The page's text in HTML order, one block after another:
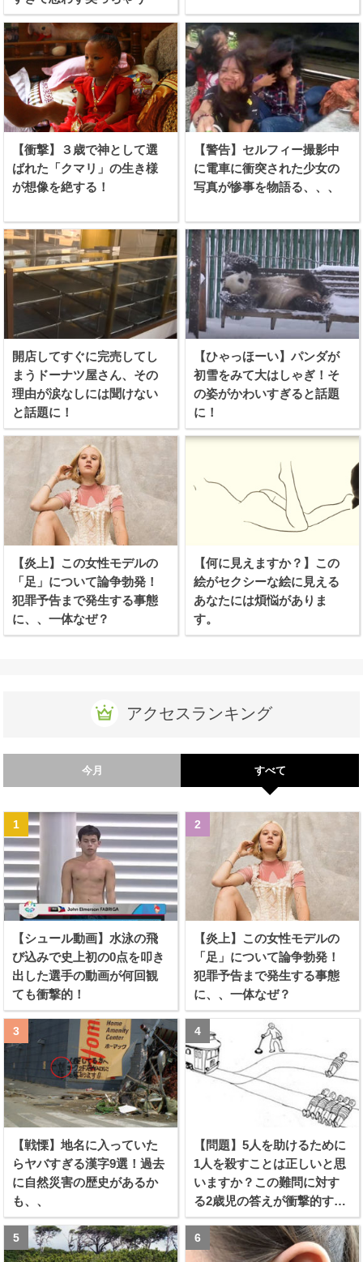
【衝撃】３歳で神として選
ばれた「クマリ」の生き様
が想像を絶する！
【警告】セルフィー撮影中
に電車に衝突された少女の
写真が惨事を物語る、、、
開店してすぐに完売してし
まうドーナツ屋さん、その
理由が涙なしには聞けない
と話題に！
【ひゃっほーい】パンダが
初雪をみて大はしゃぎ！そ
の姿がかわいすぎると話題
に！
【炎上】この女性モデルの
「足」について論争勃発！
犯罪予告まで発生する事態
に、、一体なぜ？
【何に見えますか？】この
絵がセクシーな絵に見える
あなたには煩悩がありま
す。
アクセスランキング
今月 すべて
【シュール動画】水泳の飛
び込みで史上初の0点を叩き
出した選手の動画が何回観
ても衝撃的！
【炎上】この女性モデルの
「足」について論争勃発！
犯罪予告まで発生する事態
に、、一体なぜ？
【戦慄】地名に入っていた
らヤバすぎる漢字9選！過去
に自然災害の歴史があるか
も、、
【問題】5人を助けるために
1人を殺すことは正しいと思
いますか？この難問に対す
る2歳児の答えが衝撃的すぎ
る！！